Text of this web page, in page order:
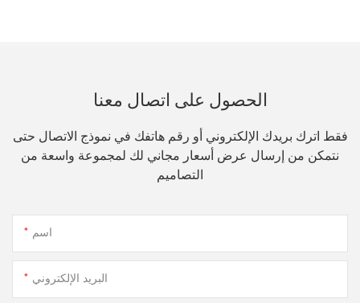
الحصول على اتصال معنا
فقط اترك بريدك الإلكتروني أو رقم هاتفك في نموذج الاتصال حتى
نتمكن من إرسال عرض أسعار مجاني لك لمجموعة واسعة من
التصاميم
اسم
البريد الإلكتروني